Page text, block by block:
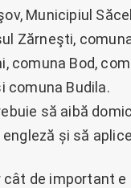
Municipiul
Zărneşti,
comuna Bod,
comuna Budila.
să aibă
și să
de important